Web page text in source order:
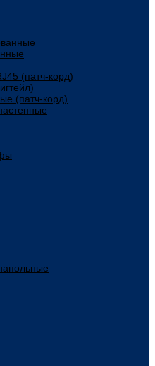
(патч-корд)
(патч-корд)